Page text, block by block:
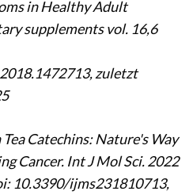
in Healthy Adult
supplements vol. 16,6
zuletzt
Catechins: Nature's Way
Cancer. Int J Mol Sci. 2022
10.3390/ijms231810713,